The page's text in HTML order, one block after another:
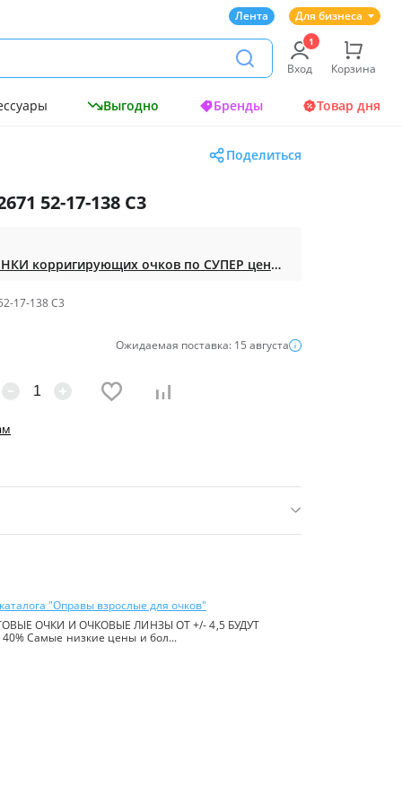
Лента Для бизнеса
Вход Корзина
Выгодно Бренды Товар дня
Поделиться
52-17-138 С3
Доступная ОПТИКА. НОВИНКИ корригирующих очков по СУПЕР ценам. Таких нет на МП.
17-138 С3
Ожидаемая поставка: 15 августа
вправилах сайта
"Оправы взрослые для очков"
ОЧКИ И ОЧКОВЫЕ ЛИНЗЫ ОТ +/- 4,5 БУДУТ
Самые низкие цены и бол...